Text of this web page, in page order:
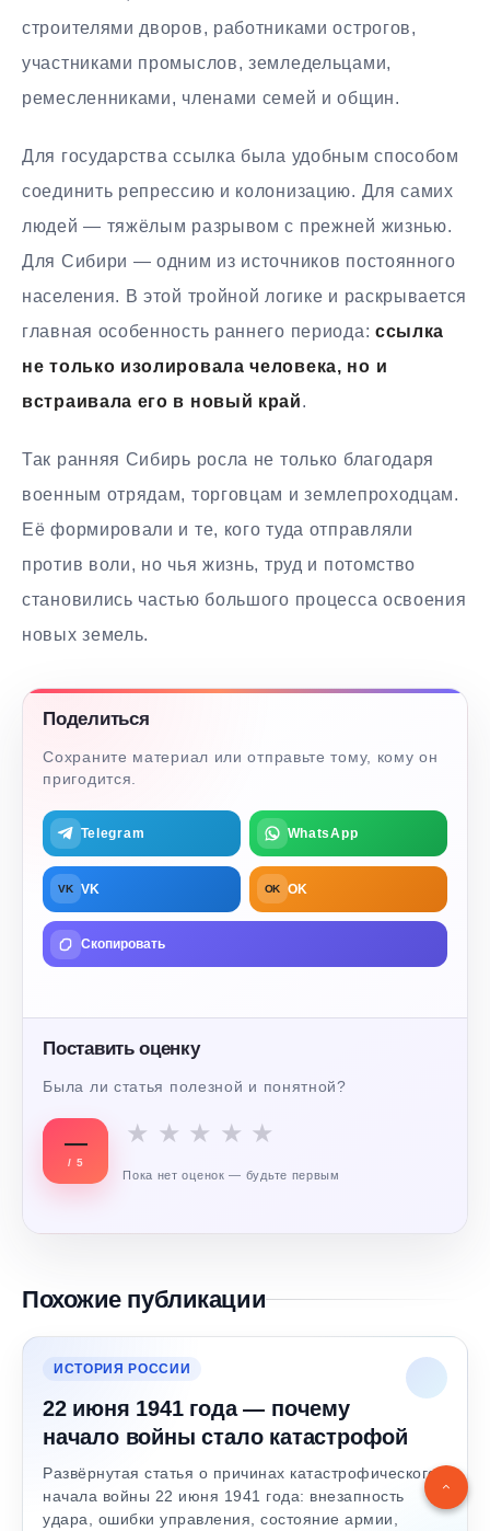
строителями дворов, работниками острогов,
участниками промыслов, земледельцами,
ремесленниками, членами семей и общин.
Для государства ссылка была удобным способом
соединить репрессию и колонизацию. Для самих
людей — тяжёлым разрывом с прежней жизнью.
Для Сибири — одним из источников постоянного
населения. В этой тройной логике и раскрывается
главная особенность раннего периода: ссылка
не только изолировала человека, но и
встраивала его в новый край.
Так ранняя Сибирь росла не только благодаря
военным отрядам, торговцам и землепроходцам.
Её формировали и те, кого туда отправляли
против воли, но чья жизнь, труд и потомство
становились частью большого процесса освоения
новых земель.
Поделиться
Сохраните материал или отправьте тому, кому он
пригодится.
Telegram WhatsApp
VK VK OK OK
Скопировать
Поставить оценку
Была ли статья полезной и понятной?
—
/ 5
★ ★ ★ ★ ★
Пока нет оценок — будьте первым
Похожие публикации
ИСТОРИЯ РОССИИ
22 июня 1941 года — почему
начало войны стало катастрофой
Развёрнутая статья о причинах катастрофического
начала войны 22 июня 1941 года: внезапность
удара, ошибки управления, состояние армии,